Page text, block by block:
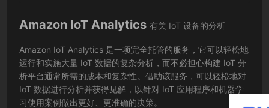
Amazon IoT Analytics 有关 IoT 设备的分析
Amazon IoT Analytics 是一项完全托管的服务，它可以轻松地
运行和实施大量 IoT 数据的复杂分析，而不必担心构建 IoT 分
析平台通常所需的成本和复杂性。借助该服务，可以轻松地对
IoT 数据进行分析并获得见解，以针对 IoT 应用程序和机器学
习使用案例做出更好、更准确的决策。